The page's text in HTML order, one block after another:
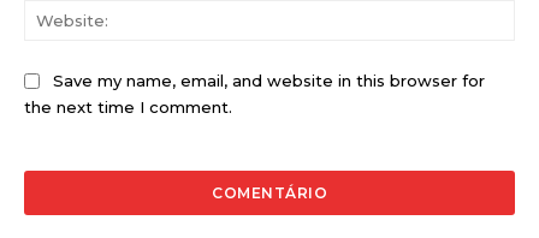
Save my name, email, and website in this browser for
the next time I comment.